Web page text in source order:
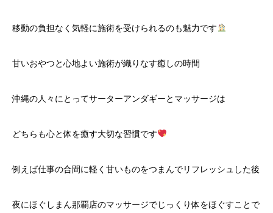
移動の負担なく気軽に施術を受けられるのも魅力です
甘いおやつと心地よい施術が織りなす癒しの時間
沖縄の人々にとってサーターアンダギーとマッサージは
どちらも心と体を癒す大切な習慣です
例えば仕事の合間に軽く甘いものをつまんでリフレッシュした後
夜にほぐしまん那覇店のマッサージでじっくり体をほぐすことで